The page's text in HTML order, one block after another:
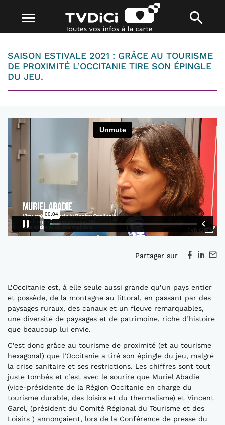
SAISON ESTIVALE 2021 : GRÂCE AU TOURISME
DE PROXIMITÉ L’OCCITANIE TIRE SON ÉPINGLE
DU JEU.
Partager sur
L’Occitanie est, à elle seule aussi grande qu’un pays entier
et possède, de la montagne au littoral, en passant par des
paysages ruraux, des canaux et un fleuve remarquables,
une diversité de paysages et de patrimoine, riche d’histoire
que beaucoup lui envie.
C’est donc grâce au tourisme de proximité (et au tourisme
hexagonal) que l’Occitanie a tiré son épingle du jeu, malgré
la crise sanitaire et ses restrictions. Les chiffres sont tout
juste tombés et c’est avec le sourire que Muriel Abadie
(vice-présidente de la Région Occitanie en charge du
tourisme durable, des loisirs et du thermalisme) et Vincent
Garel, (président du Comité Régional du Tourisme et des
Loisirs ) annonçaient, lors de la Conférence de presse du